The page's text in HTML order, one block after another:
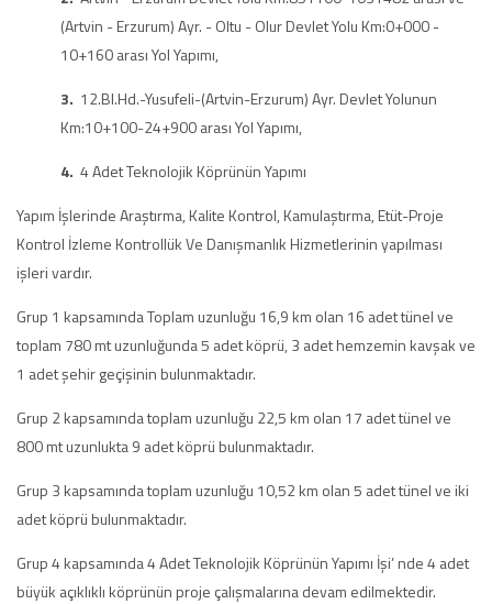
(Artvin - Erzurum) Ayr. - Oltu - Olur Devlet Yolu Km:0+000 -
10+160 arası Yol Yapımı,
3. 12.Bl.Hd.-Yusufeli-(Artvin-Erzurum) Ayr. Devlet Yolunun
Km:10+100-24+900 arası Yol Yapımı,
4. 4 Adet Teknolojik Köprünün Yapımı
Yapım İşlerinde Araştırma, Kalite Kontrol, Kamulaştırma, Etüt-Proje
Kontrol İzleme Kontrollük Ve Danışmanlık Hizmetlerinin yapılması
işleri vardır.
Grup 1 kapsamında Toplam uzunluğu 16,9 km olan 16 adet tünel ve
toplam 780 mt uzunluğunda 5 adet köprü, 3 adet hemzemin kavşak ve
1 adet şehir geçişinin bulunmaktadır.
Grup 2 kapsamında toplam uzunluğu 22,5 km olan 17 adet tünel ve
800 mt uzunlukta 9 adet köprü bulunmaktadır.
Grup 3 kapsamında toplam uzunluğu 10,52 km olan 5 adet tünel ve iki
adet köprü bulunmaktadır.
Grup 4 kapsamında 4 Adet Teknolojik Köprünün Yapımı İşi’ nde 4 adet
büyük açıklıklı köprünün proje çalışmalarına devam edilmektedir.